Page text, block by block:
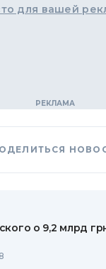
для вашей
о 9,2 млрд